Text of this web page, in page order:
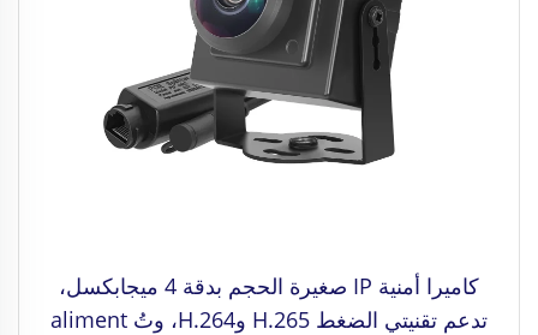
كاميرا أمنية IP صغيرة الحجم بدقة 4 ميجابكسل،
تدعم تقنيتي الضغط H.265 وH.264، وتُ aliment